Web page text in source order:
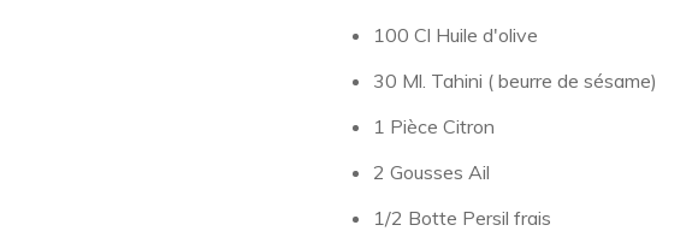
100 Cl Huile d'olive
30 Ml. Tahini ( beurre de sésame)
1 Pièce Citron
2 Gousses Ail
1/2 Botte Persil frais